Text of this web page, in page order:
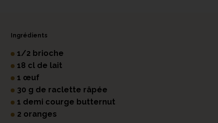
Ingrédients
1/2 brioche
18 cl de lait
1 œuf
30 g de raclette râpée
1 demi courge butternut
2 oranges